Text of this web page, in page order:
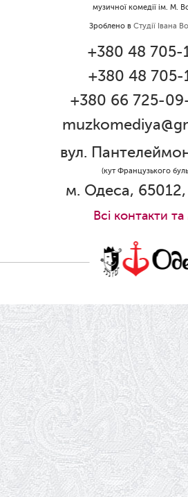
народженням дівчинки!
Дякуємо за свято!
Графік роботи каси 1
Ювілей Олени Редько
Ювілей Станіслава
18.05.2026
Шукаємо інженерів і
17.05.2026
Ювілей Валентини
13.05.2026
Конкурс на заміщення
посад
12.05.2026
Ювілей Світлани
музичної комедії ім. М.
Зроблено в Студії Івана
+380 48 705-
+380 48 705-
+380 66 725-
вул.
(кут Французького
м. Одеса, 65012,
Всi контакти